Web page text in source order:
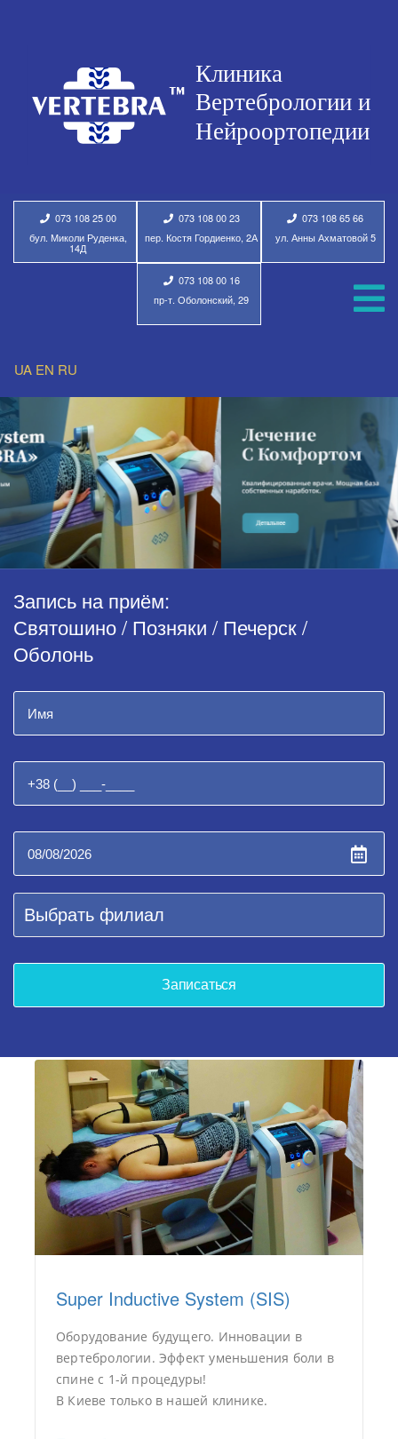
073 108 25 00
бул. Миколи Руденка,
14Д
073 108 00 23
пер. Костя Гордиенко, 2А
073 108 65 66
ул. Анны Ахматовой 5
073 108 00 16
пр-т. Оболонский, 29
UA EN RU
Запись на приём:
Святошино / Позняки / Печерск /
Оболонь
Super Inductive System (SIS)
Оборудование будущего. Инновации в
вертебрологии. Эффект уменьшения боли в
спине с 1-й процедуры!
В Киеве только в нашей клинике.